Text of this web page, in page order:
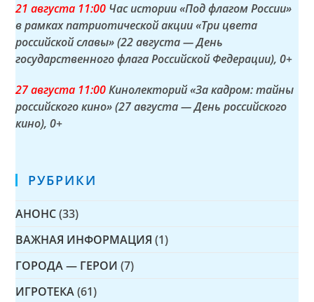
21 августа 11:00 Час истории «Под флагом России»
в рамках патриотической акции «Три цвета
российской славы» (22 августа — День
государственного флага Российской Федерации), 0+
27 августа 11:00Кинолекторий «За кадром: тайны
российского кино» (27 августа — День российского
кино), 0+
РУБРИКИ
АНОНС (33)
ВАЖНАЯ ИНФОРМАЦИЯ (1)
ГОРОДА — ГЕРОИ (7)
ИГРОТЕКА (61)